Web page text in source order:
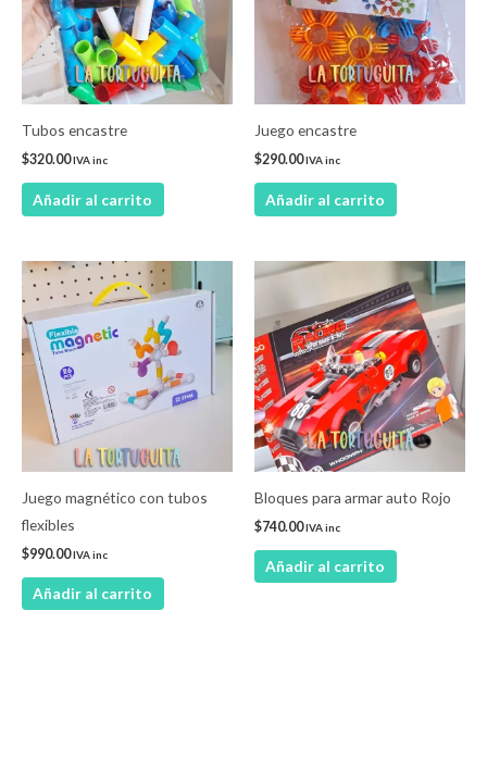
Tubos encastre
$320.00IVA inc
Añadir al carrito
Juego encastre
$290.00IVA inc
Añadir al carrito
Juego magnético con tubos
flexibles
$990.00IVA inc
Añadir al carrito
Bloques para armar auto Rojo
$740.00IVA inc
Añadir al carrito